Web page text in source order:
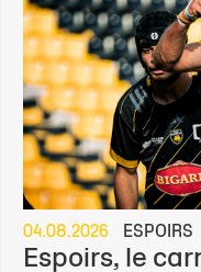
04.08.2026 ESPOIRS
Espoirs, le